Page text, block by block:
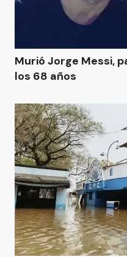
Murió Jorge Messi,
los 68 años